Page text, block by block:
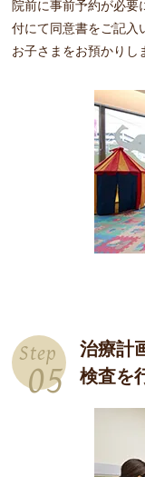
院前に事前予約が必要
付にて同意書をご記入
お子さまをお預かりし
Step
05
治療計
検査を